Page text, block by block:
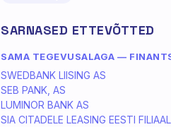
SARNASED ETTEVÕTTED
SAMA TEGEVUSALAGA —
SWEDBANK LIISING AS
SEB PANK, AS
LUMINOR BANK AS
SIA CITADELE LEASING EESTI FILIAAL